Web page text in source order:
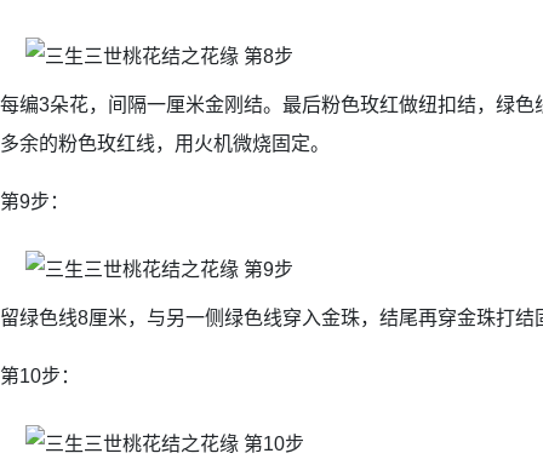
每编3朵花，间隔一厘米金刚结。最后粉色玫红做纽扣结，绿
多余的粉色玫红线，用火机微烧固定。
第9步：
留绿色线8厘米，与另一侧绿色线穿入金珠，结尾再穿金珠打结
第10步：